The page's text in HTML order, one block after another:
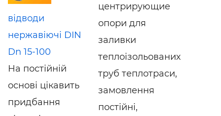
відводи
нержавіючі DIN
Dn 15-100
На постійній
основі цікавить
придбання
центрирующие
опори для
заливки
теплоізольованих
труб теплотраси,
замовлення
постійні,